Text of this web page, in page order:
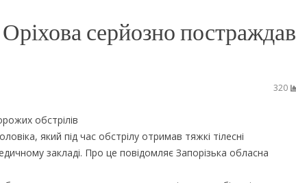
серйозно постраждав
320
обстрілів
який під час обстрілу отримав тяжкі тілесні
закладі. Про це повідомляє Запорізька обласна